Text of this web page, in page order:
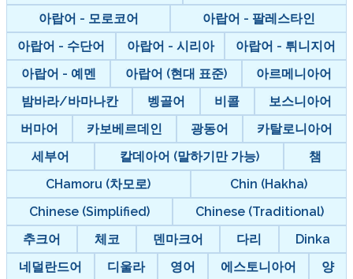
아랍어 - 모로코어
아랍어 - 팔레스타인
아랍어 - 수단어
아랍어 - 시리아
아랍어 - 튀니지어
아랍어 - 예멘
아랍어 (현대 표준)
아르메니아어
밤바라/바마나칸
벵골어 비콜
보스니아어
버마어
카보베르데인 광동어
카탈로니아어
세부어
칼데아어 (말하기만 가능)
챔
CHamoru (차모로)
Chin (Hakha)
Chinese (Simplified)
Chinese (Traditional)
추크어
체코 덴마크어 다리
Dinka
네덜란드어
디울라 영어 에스토니아어
양